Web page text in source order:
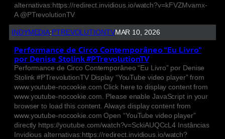
alternativas:https://redirect.invidious.io/watch?v=kFVZMvamx-
A @PTrevolutionTV
INDYMEDIA: PTREVOLUTIONTVMAR 10, 2026
Performance de Circo Contemporâneo “Eu Livro”
por Denise Stolink #PTrevolutionTV
Performance de Circo Contemporâneo “Eu Livro” por Denise
Stolink #PTrevolutionTV Display “YouTube video player” from
www.youtube-nocookie.com Click here to display content from
www.youtube-nocookie.com. Please enable JavaScript in your
browser to load this content. Always display content from
www.youtube-nocookie.com Open “YouTube video player”
directly https://youtube.com/watch?v=SckiAUQCcL4 Instâncias
Invidious alternativas:https://redirect.invidious.io/watch?